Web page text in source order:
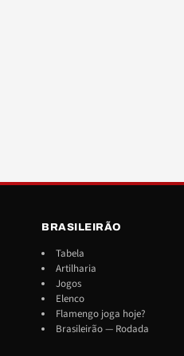
BRASILEIRÃO
Tabela
Artilharia
Jogos
Elenco
Flamengo joga hoje?
Brasileirão — Rodada